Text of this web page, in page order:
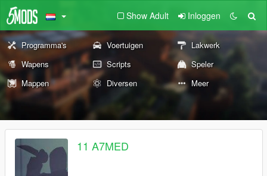
Show Adult Inloggen
Programma's Voertuigen
Lakwerk
Wapens
Scripts
Speler
Mappen
Diversen Meer
11 A7MED